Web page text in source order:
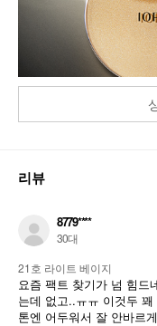
리뷰
8779****
30대
21호 라이트 베이지
요즘 팩트 찾기가 넘 힘드
는데 없고..ㅠㅠ 이것두
톤엔 어두워서 잘 안바르